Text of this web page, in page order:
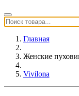
Главная
Женские
Vivilona